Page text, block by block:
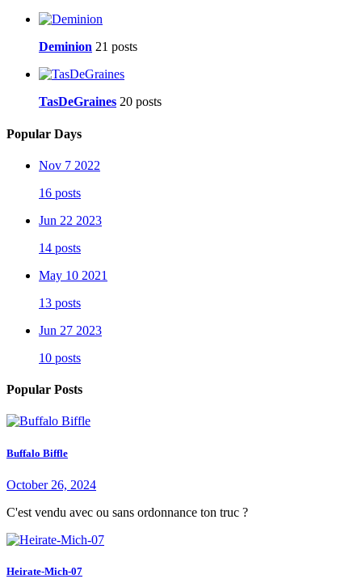
Deminion 21 posts
TasDeGraines 20 posts
Popular Days
Nov 7 2022
16 posts
Jun 22 2023
14 posts
May 10 2021
13 posts
Jun 27 2023
10 posts
Popular Posts
Buffalo Biffle
October 26, 2024
C'est vendu avec ou sans ordonnance ton truc ?
Heirate-Mich-07